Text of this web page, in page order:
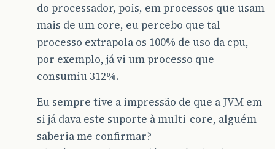
do processador, pois, em processos que usam
mais de um core, eu percebo que tal
processo extrapola os 100% de uso da cpu,
por exemplo, já vi um processo que
consumiu 312%.
Eu sempre tive a impressão de que a JVM em
si já dava este suporte à multi-core, alguém
saberia me confirmar?